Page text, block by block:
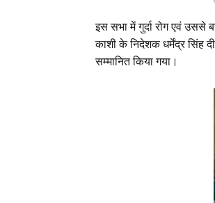
इस सभा में गुर्दा रोग एवं
काशी के निदेशक धर्मेंद्र सिंह
सम्मानित किया गया।